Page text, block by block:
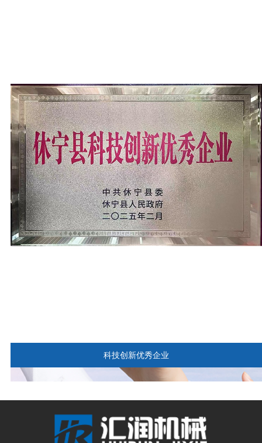
科技创新优秀企业